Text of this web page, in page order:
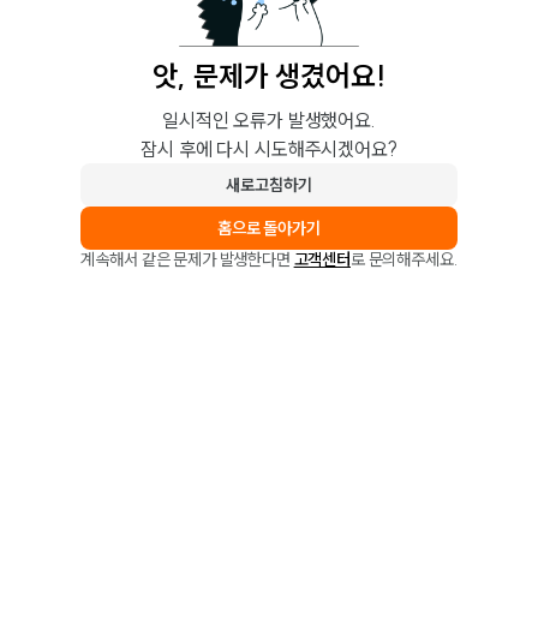
앗, 문제가 생겼어요!
일시적인 오류가 발생했어요.
잠시 후에 다시 시도해주시겠어요?
새로고침하기
홈으로 돌아가기
계속해서 같은 문제가 발생한다면 고객센터로 문의해주세요.